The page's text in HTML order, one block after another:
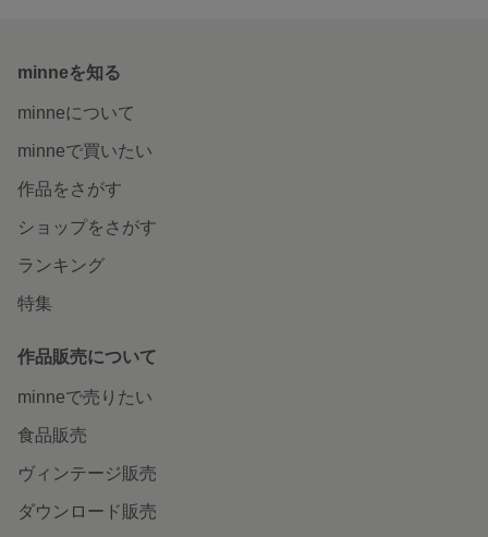
minneを知る
minneについて
minneで買いたい
作品をさがす
ショップをさがす
ランキング
特集
作品販売について
minneで売りたい
食品販売
ヴィンテージ販売
ダウンロード販売